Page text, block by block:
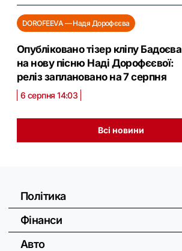
DOROFEEVA — Надя Дорофєєва
Опубліковано тізер кліпу Бадоєва
на нову пісню Наді Дорофєєвої:
реліз заплановано на 7 серпня
6 серпня 14:03
Всі новини
Політика
Фінанси
Авто